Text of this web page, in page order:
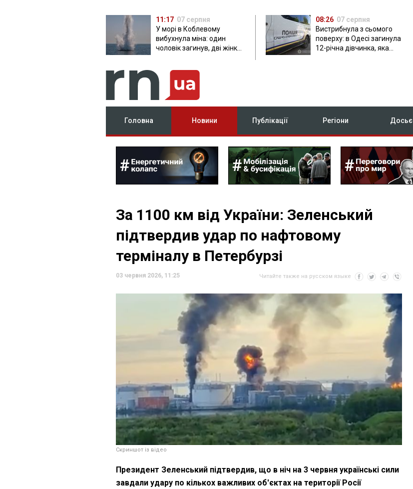
11:17 07 серпня
У морі в Коблевому
вибухнула міна: один
чоловік загинув, дві жінки
08:26 07 серпня
Вистрибнула з сьомого
поверху: в Одесі загинула
12-річна дівчинка, яка
Головна Новини Публікації Регіони Досьє
За 1100 км від України: Зеленський
підтвердив удар по нафтовому
терміналу в Петербурзі
03 червня 2026, 11:25 Читайте также на русском языке
Скриншот із відео
Президент Зеленський підтвердив, що в ніч на 3 червня українські сили
завдали удару по кількох важливих об'єктах на території Росії